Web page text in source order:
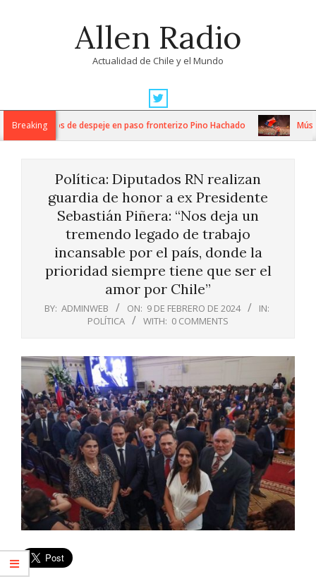
Allen Radio
Actualidad de Chile y el Mundo
Navigation
MenuBreaking
trabajos de despeje en paso fronterizo Pino Hachado Música:
Política: Diputados RN realizan
guardia de honor a ex Presidente
Sebastián Piñera: “Nos deja un
tremendo legado de trabajo
incansable por el país, donde la
prioridad siempre tiene que ser el
amor por Chile”
BY: ADMINWEB ON: 9 DE FEBRERO DE 2024
IN:
POLÍTICA
WITH: 0 COMMENTS